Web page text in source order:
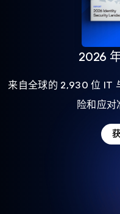
2026
来自全球的 2,930 位 IT
险和应对